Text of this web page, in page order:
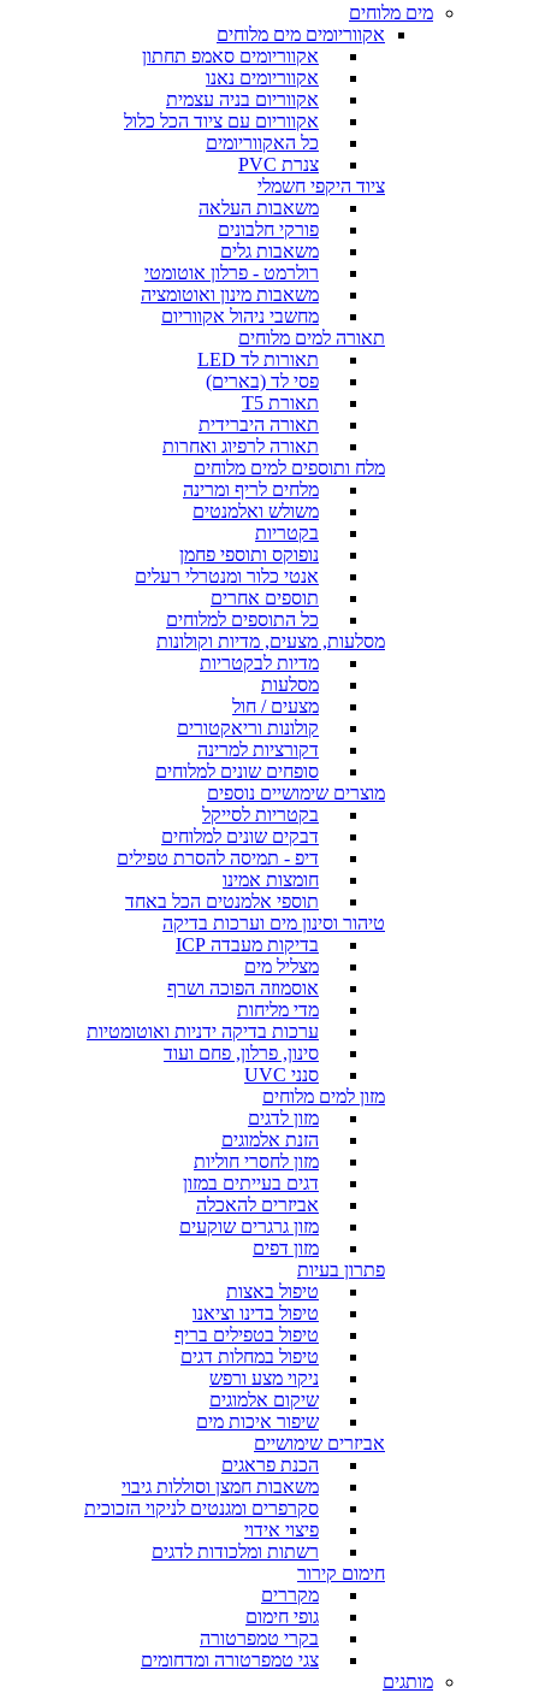
מים מלוחים
אקווריומים מים מלוחים
אקווריומים סאמפ תחתון
אקווריומים נאנו
אקווריום בניה עצמית
אקווריום עם ציוד הכל כלול
כל האקווריומים
צנרת PVC
ציוד היקפי חשמלי
משאבות העלאה
פורקי חלבונים
משאבות גלים
רולרמט - פרלון אוטומטי
משאבות מינון ואוטומציה
מחשבי ניהול אקווריום
תאורה למים מלוחים
תאורות לד LED
פסי לד (בארים)
תאורת T5
תאורה היברידית
תאורה לרפיוג ואחרות
מלח ותוספים למים מלוחים
מלחים לריף ומרינה
משולש ואלמנטים
בקטריות
נופוקס ותוספי פחמן
אנטי כלור ומנטרלי רעלים
תוספים אחרים
כל התוספים למלוחים
מסלעות, מצעים, מדיות וקולונות
מדיות לבקטריות
מסלעות
מצעים / חול
קולונות וריאקטורים
דקורציות למרינה
סופחים שונים למלוחים
מוצרים שימושיים נוספים
בקטריות לסייקל
דבקים שונים למלוחים
דיפ - תמיסה להסרת טפילים
חומצות אמינו
תוספי אלמנטים הכל באחד
טיהור וסינון מים וערכות בדיקה
בדיקות מעבדה ICP
מצליל מים
אוסמוזה הפוכה ושרף
מדי מליחות
ערכות בדיקה ידניות ואוטומטיות
סינון, פרלון, פחם ועוד
סנני UVC
מזון למים מלוחים
מזון לדגים
הזנת אלמוגים
מזון לחסרי חוליות
דגים בעייתים במזון
אביזרים להאכלה
מזון גרגרים שוקעים
מזון דפים
פתרון בעיות
טיפול באצות
טיפול בדינו וציאנו
טיפול בטפילים בריף
טיפול במחלות דגים
ניקוי מצע ורפש
שיקום אלמוגים
שיפור איכות מים
אביזרים שימושיים
הכנת פראגים
משאבות חמצן וסוללות גיבוי
סקרפרים ומגנטים לניקוי הזכוכית
פיצוי אידוי
רשתות ומלכודות לדגים
חימום קירור
מקררים
גופי חימום
בקרי טמפרטורה
צגי טמפרטורה ומדחומים
מותגים